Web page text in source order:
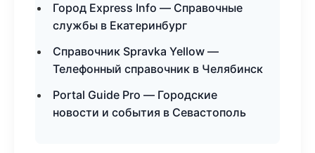
Город Express Info — Справочные
службы в Екатеринбург
Справочник Spravka Yellow —
Телефонный справочник в Челябинск
Portal Guide Pro — Городские
новости и события в Севастополь